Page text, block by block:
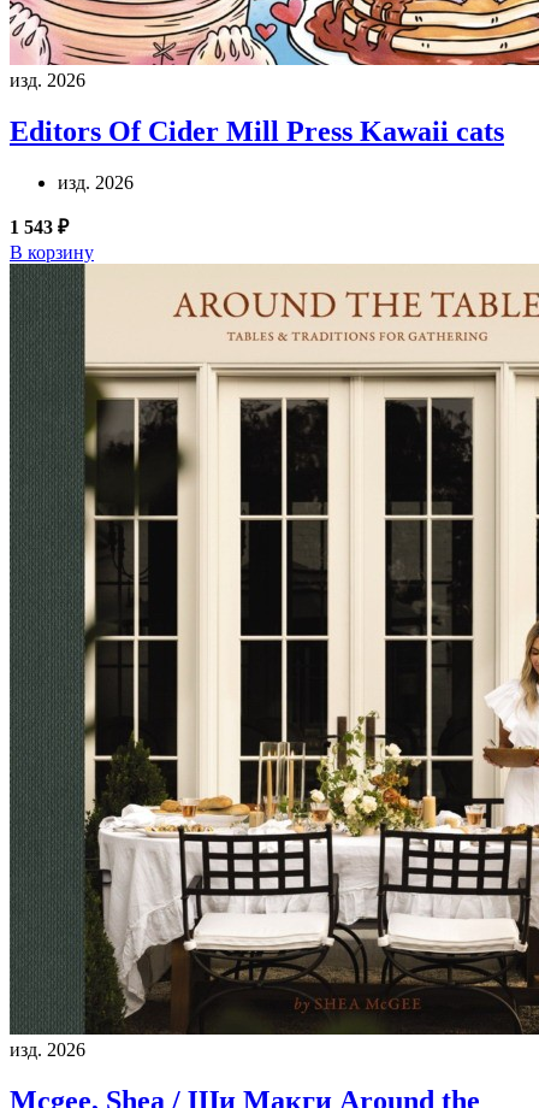
изд. 2026
Editors Of Cider Mill Press Kawaii cats
изд. 2026
1 543 ₽
В корзину
изд. 2026
Mcgee, Shea / Ши Макги Around the